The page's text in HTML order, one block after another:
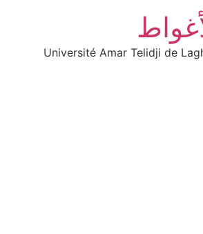
Université Amar Telidji de